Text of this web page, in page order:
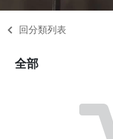
回分類列表
全部